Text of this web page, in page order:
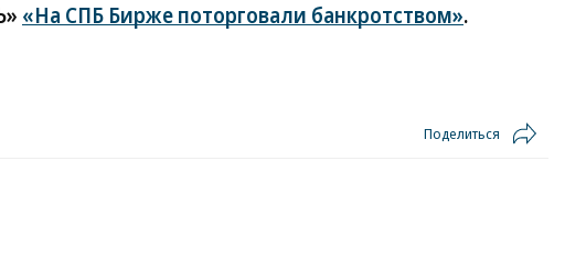
«На СПБ Бирже поторговали банкротством».
Поделиться